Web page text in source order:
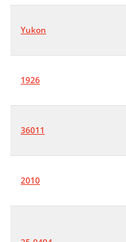
Yukon
1926
36011
2010